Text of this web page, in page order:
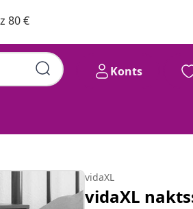
80 €
Konts
vidaXL
vidaXL